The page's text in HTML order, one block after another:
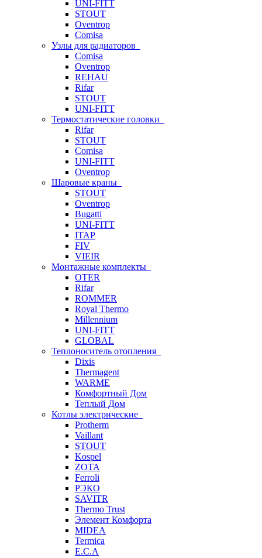
UNI-FITT
STOUT
Oventrop
Comisa
Узлы для радиаторов
Comisa
Oventrop
REHAU
Rifar
STOUT
UNI-FITT
Термостатические головки
Rifar
STOUT
Comisa
UNI-FITT
Oventrop
Шаровые краны
STOUT
Oventrop
Bugatti
UNI-FITT
ITAP
FIV
VIEIR
Монтажные комплекты
OTER
Rifar
ROMMER
Royal Thermo
Millennium
UNI-FITT
GLOBAL
Теплоноситель отопления
Dixis
Thermagent
WARME
Комфортный Дом
Теплый Дом
Котлы электрические
Protherm
Vaillant
STOUT
Kospel
ZOTA
Ferroli
РЭКО
SAVITR
Thermo Trust
Элемент Комфорта
MIDEA
Termica
E.C.A